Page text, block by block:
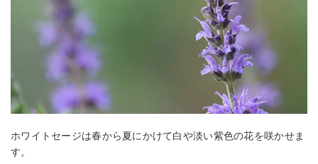
ホワイトセージは春から夏にかけて白や淡い紫色の花を咲かせま
す。